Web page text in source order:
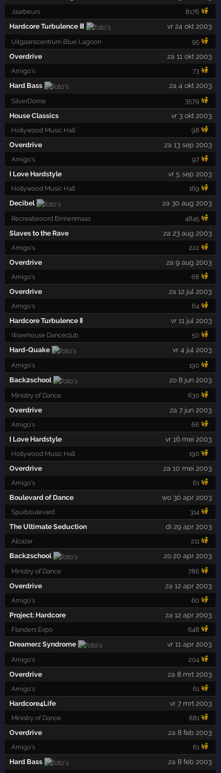
Jaarbeurs 8176
Hardcore Turbulence Ⅲ vr 24 okt 2003
Uitgaanscentrum Blue Lagoon 95
Overdrive za 11 okt 2003
Amigo's 73
Hard Bass za 4 okt 2003
SilverDome 3579
House Classics vr 3 okt 2003
Hollywood Music Hall 98
Overdrive za 13 sep 2003
Amigo's 97
I Love Hardstyle vr 5 sep 2003
Hollywood Music Hall 169
Decibel za 30 aug 2003
Recreatieoord Binnenmaas 4845
Slaves to the Rave za 23 aug 2003
Amigo's 222
Overdrive za 9 aug 2003
Amigo's 68
Overdrive za 12 jul 2003
Amigo's 64
Hardcore Turbulence Ⅱ vr 11 jul 2003
Warehouse Danceclub 50
Hard-Quake vr 4 jul 2003
Amigo's 190
Back2school zo 8 jun 2003
Ministry of Dance 630
Overdrive za 7 jun 2003
Amigo's 66
I Love Hardstyle vr 16 mei 2003
Hollywood Music Hall 190
Overdrive za 10 mei 2003
Amigo's 61
Boulevard of Dance wo 30 apr 2003
Spuiboulevard 314
The Ultimate Seduction di 29 apr 2003
Alcazar 211
Back2school zo 20 apr 2003
Ministry of Dance 786
Overdrive za 12 apr 2003
Amigo's 60
Project: Hardcore za 12 apr 2003
Flanders Expo 648
Dreamerz Syndrome vr 11 apr 2003
Amigo's 204
Overdrive za 8 mrt 2003
Amigo's 61
Hardcore4Life vr 7 mrt 2003
Ministry of Dance 881
Overdrive za 8 feb 2003
Amigo's 61
Hard Bass za 8 feb 2003